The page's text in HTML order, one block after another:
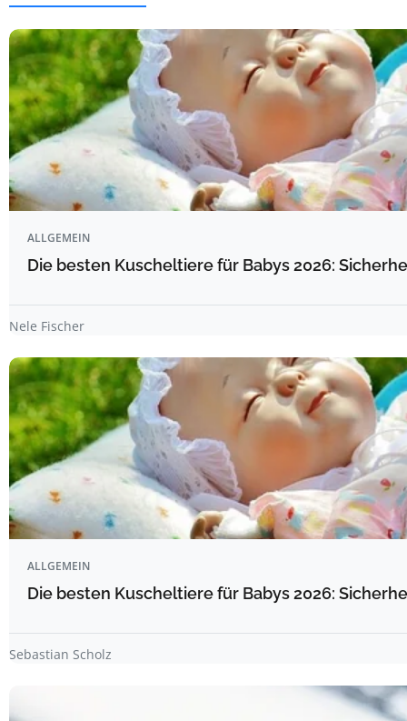
ALLGEMEIN
Die besten Kuscheltiere für Babys 2026:
Nele Fischer
ALLGEMEIN
Die besten Kuscheltiere für Babys 2026:
Sebastian Scholz